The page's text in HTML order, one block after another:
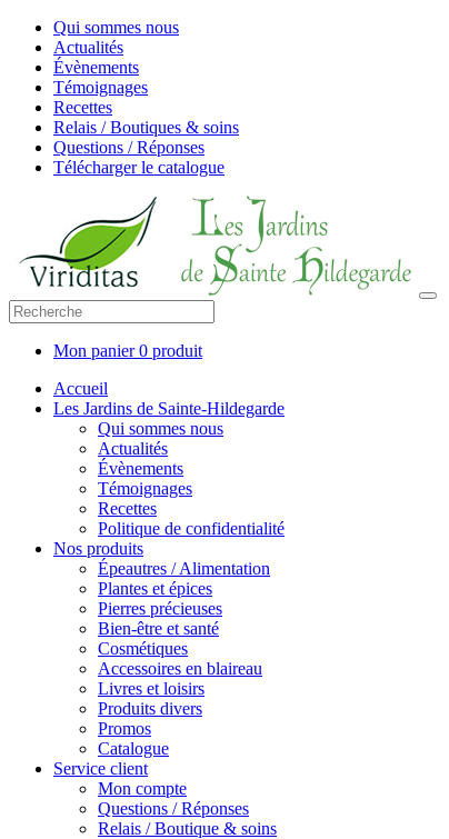
Qui sommes nous
Actualités
Évènements
Témoignages
Recettes
Relais / Boutiques & soins
Questions / Réponses
Télécharger le catalogue
Mon panier0 produit
Accueil
Les Jardins de Sainte-Hildegarde
Qui sommes nous
Actualités
Évènements
Témoignages
Recettes
Politique de confidentialité
Nos produits
Épeautres / Alimentation
Plantes et épices
Pierres précieuses
Bien-être et santé
Cosmétiques
Accessoires en blaireau
Livres et loisirs
Produits divers
Promos
Catalogue
Service client
Mon compte
Questions / Réponses
Relais / Boutique & soins